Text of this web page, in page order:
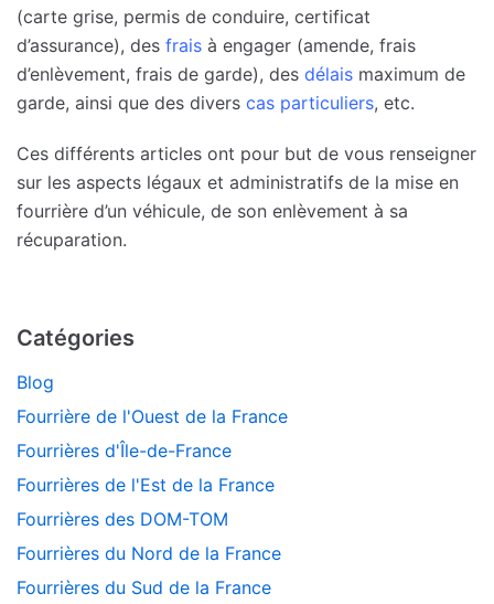
(carte grise, permis de conduire, certificat
d’assurance), des frais à engager (amende, frais
d’enlèvement, frais de garde), des délais maximum de
garde, ainsi que des divers cas particuliers, etc.
Ces différents articles ont pour but de vous renseigner
sur les aspects légaux et administratifs de la mise en
fourrière d’un véhicule, de son enlèvement à sa
récuparation.
Catégories
Blog
Fourrière de l'Ouest de la France
Fourrières d'Île-de-France
Fourrières de l'Est de la France
Fourrières des DOM-TOM
Fourrières du Nord de la France
Fourrières du Sud de la France